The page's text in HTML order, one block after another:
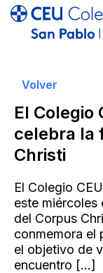
Volver
El Colegio
celebra la
Christi
El Colegio
este miércoles
del Corpus
conmemora el
el objetivo de
encuentro […]